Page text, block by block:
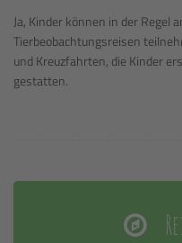
Ja, Kinder können in der Regel
Tierbeobachtungsreisen
und Kreuzfahrten, die Kinder
gestatten.